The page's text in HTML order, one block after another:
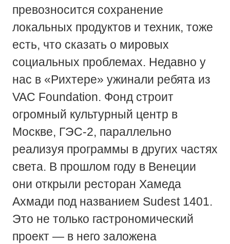
превозносится сохранение
локальных продуктов и техник, тоже
есть, что сказать о мировых
социальных проблемах. Недавно у
нас в «Рихтере» ужинали ребята из
VAC Foundation. Фонд строит
огромный культурный центр в
Москве, ГЭС-2, параллельно
реализуя программы в других частях
света. В прошлом году в Венеции
они открыли ресторан Хамеда
Ахмади под названием Sudest 1401.
Это не только гастрономический
проект — в него заложена